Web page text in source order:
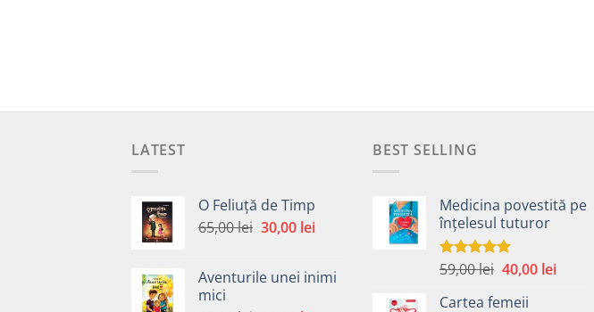
LATEST
O Feliuță de Timp
65,00lei Prețul
fost:
30,00 leiPrețul
30,00 lei.
Aventurile unei inimi
mici
BEST SELLING
Medicina povestită pe
înțelesul tuturor
Evaluat la
59,00lei Prețul
a
40,00 leiPrețul
Cartea femeii